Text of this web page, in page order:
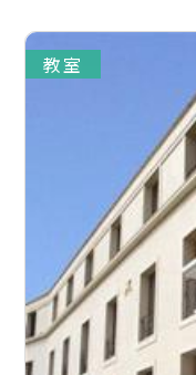
教室